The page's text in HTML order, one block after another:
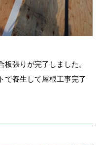
張りが完了しました。
で養生して屋根工事完了